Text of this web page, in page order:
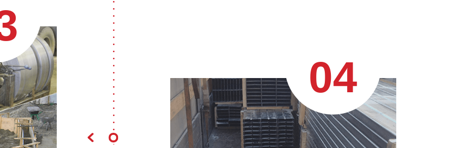
04